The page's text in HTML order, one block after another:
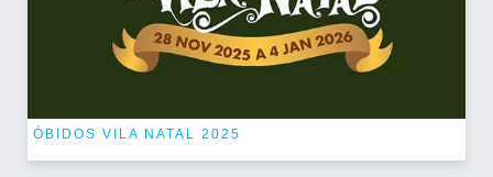
ÓBIDOS VILA NATAL 2025